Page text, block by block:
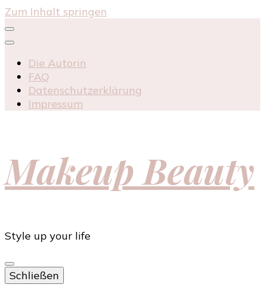
Zum Inhalt springen
Die Autorin
FAQ
Datenschutzerklärung
Impressum
Makeup Beauty
Style up your life
Schließen